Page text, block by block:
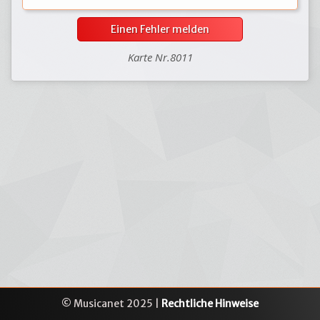
Einen Fehler melden
Karte Nr.8011
© Musicanet 2025 | Rechtliche Hinweise